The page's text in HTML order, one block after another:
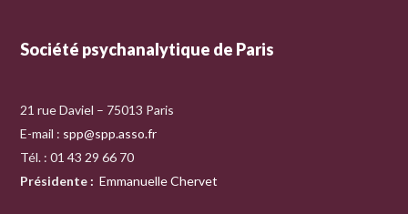
Société psychanalytique de Paris
21 rue Daviel – 75013 Paris
E-mail : spp@spp.asso.fr
Tél. : 01 43 29 66 70
Présidente : Emmanuelle Chervet